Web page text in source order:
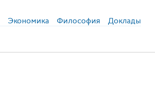
Экономика Философия Доклады